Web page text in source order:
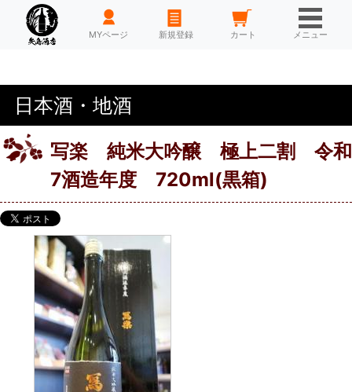
HOME MYページ 新規登録 カート メニュー
日本酒・地酒
写楽 純米大吟醸 極上二割 令和
7酒造年度 720ml(黒箱)